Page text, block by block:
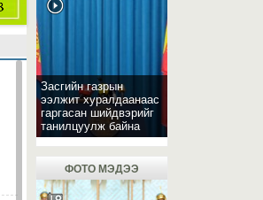
Засгийн газрын
ээлжит хуралдаанаас
гаргасан шийдвэрийг
танилцуулж байна
ФОТО МЭДЭЭ